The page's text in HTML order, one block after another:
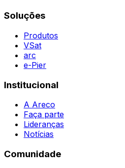
Vivências
Todas as Regiões
Agent
Soluções
Produtos
VSat
arc
e-Pier
Institucional
A Areco
Faça parte
Lideranças
Notícias
Comunidade